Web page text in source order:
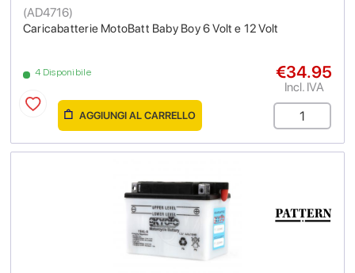
Caricabatterie MotoBatt Baby Boy 6 Volt e 12 Volt
(AD4716)
4 Disponibile €34.95
Incl. IVA
AGGIUNGI AL CARRELLO